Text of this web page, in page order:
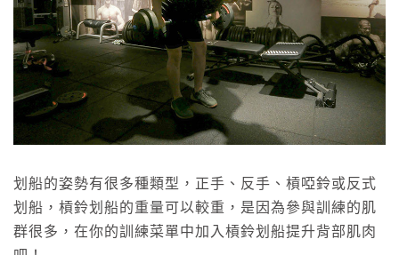
划船的姿勢有很多種類型，正手、反手、槓啞鈴或反式
划船，槓鈴划船的重量可以較重，是因為參與訓練的肌
群很多，在你的訓練菜單中加入槓鈴划船提升背部肌肉